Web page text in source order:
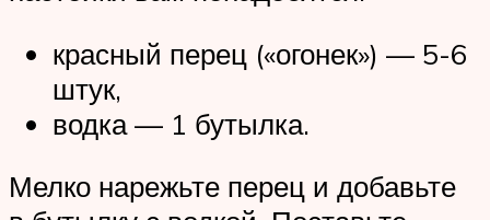
красный перец («огонек») — 5-6
штук,
водка — 1 бутылка.
Мелко нарежьте перец и добавьте